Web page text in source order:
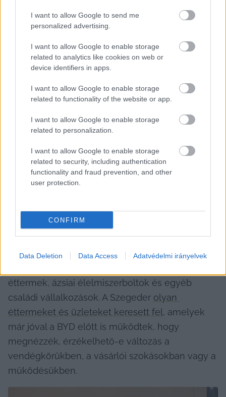
I want to allow Google to send me
personalized advertising.
I want to allow Google to enable storage
related to analytics like cookies on web or
device identifiers in apps.
I want to allow Google to enable storage
related to functionality of the website or app.
I want to allow Google to enable storage
related to personalization.
I want to allow Google to enable storage
related to security, including authentication
functionality and fraud prevention, and other
user protection.
CONFIRM
Data Deletion Data Access Adatvédelmi irányelvek
Fotó: Szabolcs24_Közkút
HIRDETÉS
Szegeder: A fogások egy része olyan csípős,
hogy a szegediek nem tudják megenni
egyre több kínai munkavállaló érkezik a városba,
és ha maradnak így a jogszabályok, akkor a
vendégmunkásstop sem állítja meg a
folyamatot. Szegeden ugyanakkor a kínai
éttermek, ázsiai élelmiszerboltok és egyéb
családi vállalkozások. A Szegeder olyan
éttermeket és üzleteket keresett fel, amelyek
már jóval a BYD előtt is működtek, hogy
megnézzék, érzékelhető-e változás a
vendégkörükben, a vásárlói szokásokban vagy a
működésükben.